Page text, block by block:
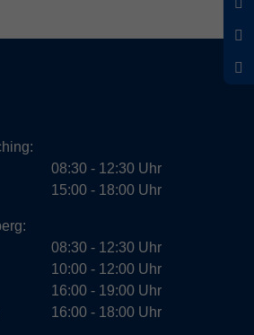
08:30 - 12:30 Uhr
15:00 - 18:00 Uhr
08:30 - 12:30 Uhr
10:00 - 12:00 Uhr
16:00 - 19:00 Uhr
16:00 - 18:00 Uhr